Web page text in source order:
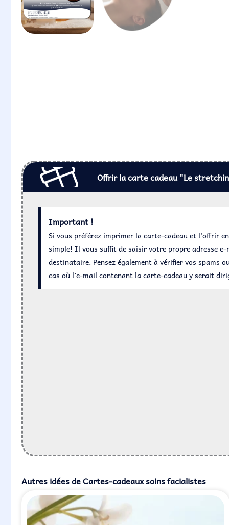
Offrir la carte cadeau "Le
Important !
Si vous préférez imprimer la carte-cadeau et l'offrir
simple! Il vous suffit de saisir votre propre adresse e-
destinataire. Pensez également à vérifier vos spams
cas où l’e-mail contenant la carte-cadeau y serait
Autres idées deCartes-cadeaux soins facialistes